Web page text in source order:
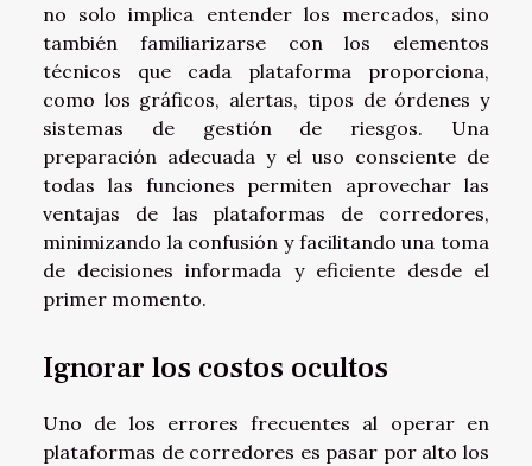
no solo implica entender los mercados, sino
también familiarizarse con los elementos
técnicos que cada plataforma proporciona,
como los gráficos, alertas, tipos de órdenes y
sistemas de gestión de riesgos. Una
preparación adecuada y el uso consciente de
todas las funciones permiten aprovechar las
ventajas de las plataformas de corredores,
minimizando la confusión y facilitando una toma
de decisiones informada y eficiente desde el
primer momento.
Ignorar los costos ocultos
Uno de los errores frecuentes al operar en
plataformas de corredores es pasar por alto los